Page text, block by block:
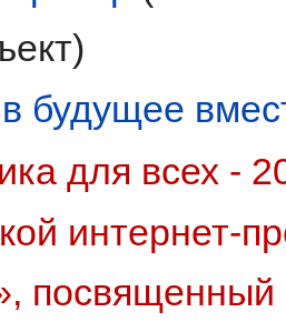
будущее
для всех -
интернет-
посвященный